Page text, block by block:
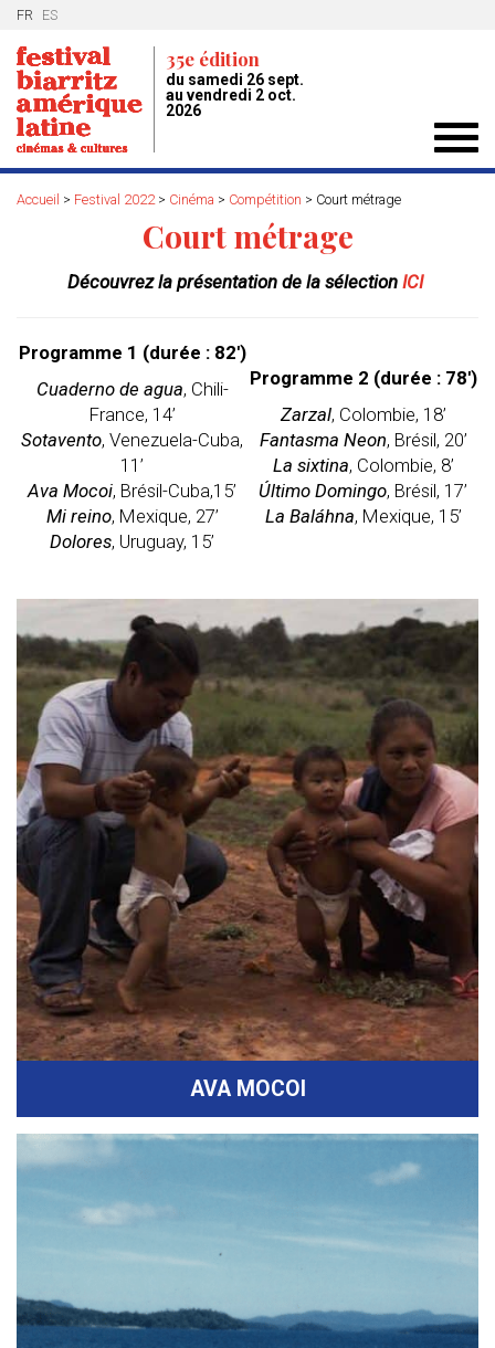
FR ES
35e édition
du samedi 26 sept.
au vendredi 2 oct.
2026
Accueil > Festival 2022 > Cinéma > Compétition > Court métrage
Court métrage
Découvrez la présentation de la sélection ICI
Programme 1 (durée : 82′)
Cuaderno de agua, Chili-
France, 14’
Sotavento, Venezuela-Cuba,
11’
Ava Mocoi, Brésil-Cuba,15’
Mi reino, Mexique, 27’
Dolores, Uruguay, 15’
Programme 2 (durée : 78′)
Zarzal, Colombie, 18’
Fantasma Neon, Brésil, 20’
La sixtina, Colombie, 8’
Último Domingo, Brésil, 17’
La Baláhna, Mexique, 15’
AVA MOCOI